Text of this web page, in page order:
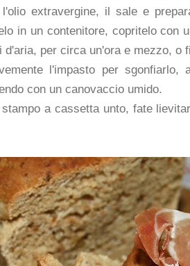
extravergine, il sale e
in un contenitore, copritelo con
per circa un'ora e mezzo, o
l'impasto per
con un canovaccio umido.
a cassetta unto, fate